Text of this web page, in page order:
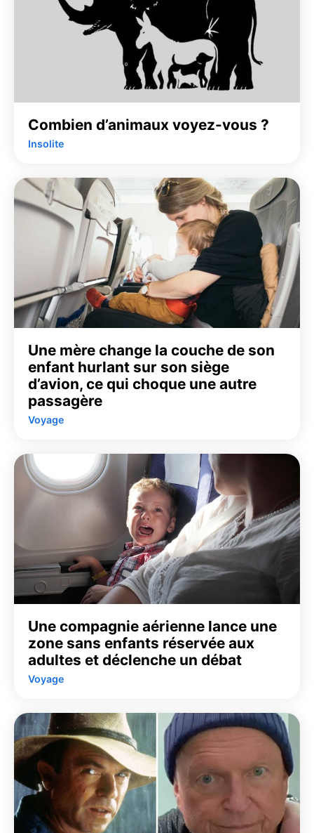
Combien d’animaux voyez-vous ?
Insolite
Une mère change la couche de son
enfant hurlant sur son siège
d’avion, ce qui choque une autre
passagère
Voyage
Une compagnie aérienne lance une
zone sans enfants réservée aux
adultes et déclenche un débat
Voyage